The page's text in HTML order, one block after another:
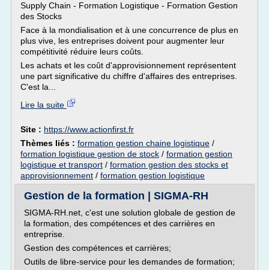
Supply Chain - Formation Logistique - Formation Gestion
des Stocks
Face à la mondialisation et à une concurrence de plus en
plus vive, les entreprises doivent pour augmenter leur
compétitivité réduire leurs coûts.
Les achats et les coût d'approvisionnement représentent
une part significative du chiffre d'affaires des entreprises.
C'est la...
Lire la suite
Site : https://www.actionfirst.fr
Thèmes liés : formation gestion chaine logistique /
formation logistique gestion de stock / formation gestion
logistique et transport / formation gestion des stocks et
approvisionnement / formation gestion logistique
Gestion de la formation | SIGMA-RH
SIGMA-RH.net, c'est une solution globale de gestion de
la formation, des compétences et des carrières en
entreprise.
Gestion des compétences et carrières;
Outils de libre-service pour les demandes de formation;